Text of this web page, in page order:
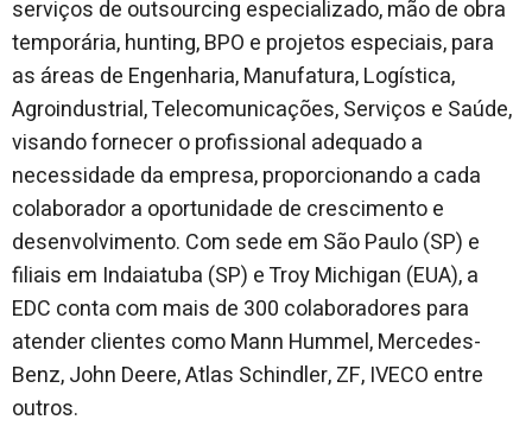
serviços de outsourcing especializado, mão de obra
temporária, hunting, BPO e projetos especiais, para
as áreas de Engenharia, Manufatura, Logística,
Agroindustrial, Telecomunicações, Serviços e Saúde,
visando fornecer o profissional adequado a
necessidade da empresa, proporcionando a cada
colaborador a oportunidade de crescimento e
desenvolvimento. Com sede em São Paulo (SP) e
filiais em Indaiatuba (SP) e Troy Michigan (EUA), a
EDC conta com mais de 300 colaboradores para
atender clientes como Mann Hummel, Mercedes-
Benz, John Deere, Atlas Schindler, ZF, IVECO entre
outros.